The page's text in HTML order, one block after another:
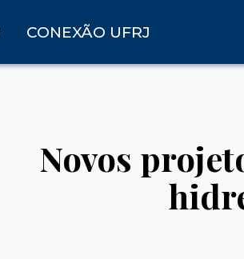
CONEXÃO UFRJ
Novos